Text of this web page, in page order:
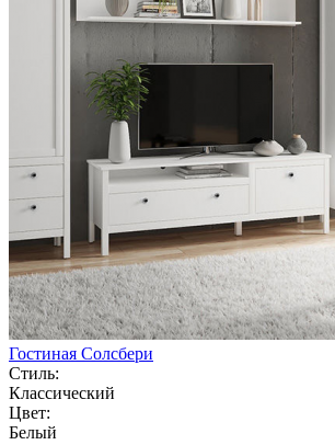
Гостиная Солсбери
Стиль:
Классический
Цвет:
Белый